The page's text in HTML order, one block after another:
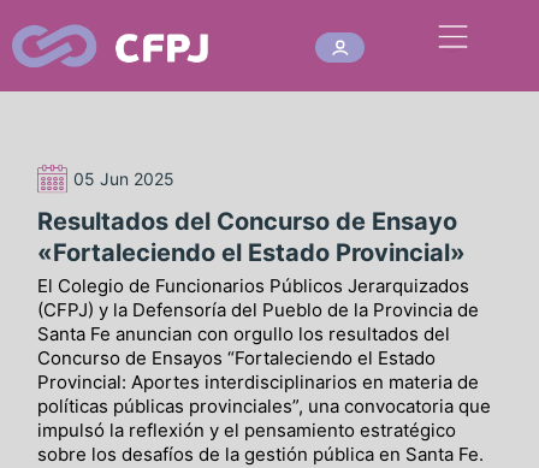
al
Abrir
05 Jun 2025
Resultados del Concurso de Ensayo
«Fortaleciendo el Estado Provincial»
El Colegio de Funcionarios Públicos Jerarquizados
(CFPJ) y la Defensoría del Pueblo de la Provincia de
Santa Fe anuncian con orgullo los resultados del
Concurso de Ensayos “Fortaleciendo el Estado
Provincial: Aportes interdisciplinarios en materia de
políticas públicas provinciales”, una convocatoria que
impulsó la reflexión y el pensamiento estratégico
sobre los desafíos de la gestión pública en Santa Fe.